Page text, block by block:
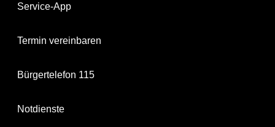
Service-App
Termin vereinbaren
Bürgertelefon 115
Notdienste